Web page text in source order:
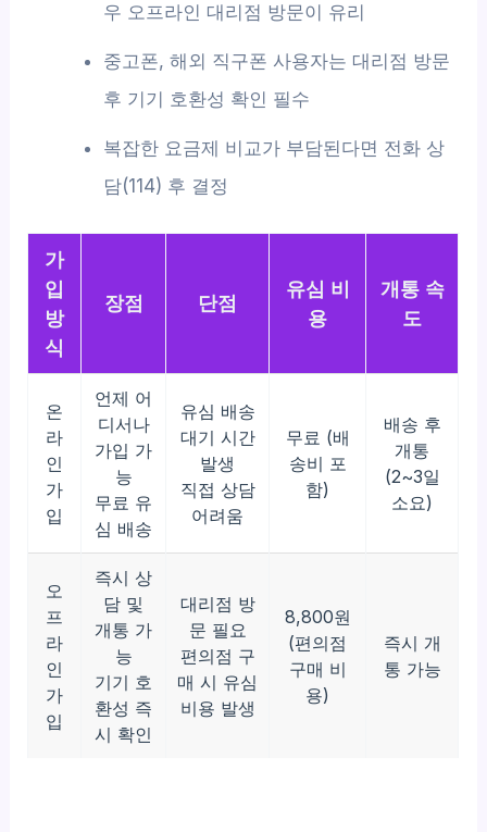
우 오프라인 대리점 방문이 유리
중고폰, 해외 직구폰 사용자는 대리점 방문
후 기기 호환성 확인 필수
복잡한 요금제 비교가 부담된다면 전화 상
담(114) 후 결정
가
입
방
식
장점 단점
유심 비
용
개통 속
도
온
라
인
가
입
언제 어
디서나
가입 가
능
무료 유
심 배송
유심 배송
대기 시간
발생
직접 상담
어려움
무료 (배
송비 포
함)
배송 후
개통
(2~3일
소요)
오
프
라
인
가
입
즉시 상
담 및
개통 가
능
기기 호
환성 즉
시 확인
대리점 방
문 필요
편의점 구
매 시 유심
비용 발생
8,800원
(편의점
구매 비
용)
즉시 개
통 가능